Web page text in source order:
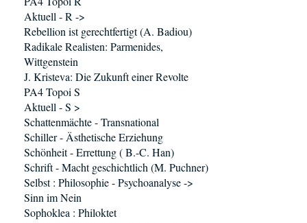
Aktuell - R ->
Rebellion ist gerechtfertigt (A. Badiou)
Radikale Realisten: Parmenides,
Wittgenstein
J. Kristeva: Die Zukunft einer Revolte
PA4 Topoi S
Aktuell - S >
Schattenmächte - Transnational
Schiller - Ästhetische Erziehung
Schönheit - Errettung ( B.-C. Han)
Schrift - Macht geschichtlich (M. Puchner)
Selbst : Philosophie - Psychoanalyse ->
Sinn im Nein
Sophoklea : Philoktet